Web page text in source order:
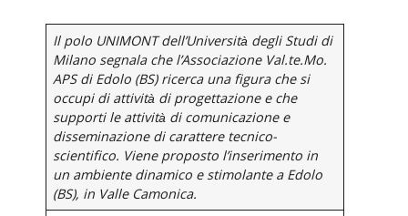
Il polo UNIMONT dell’Università degli Studi di
Milano segnala che l’Associazione Val.te.Mo.
APS di Edolo (BS) ricerca una figura che si
occupi di attività di progettazione e che
supporti le attività di comunicazione e
disseminazione di carattere tecnico-
scientifico. Viene proposto l’inserimento in
un ambiente dinamico e stimolante a Edolo
(BS), in Valle Camonica.